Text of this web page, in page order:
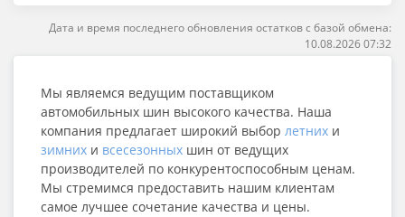
Дата и время последнего обновления остатков с базой обмена:
10.08.2026 07:32
Мы являемся ведущим поставщиком
автомобильных шин высокого качества. Наша
компания предлагает широкий выбор летних и
зимних и всесезонных шин от ведущих
производителей по конкурентоспособным ценам.
Мы стремимся предоставить нашим клиентам
самое лучшее сочетание качества и цены.